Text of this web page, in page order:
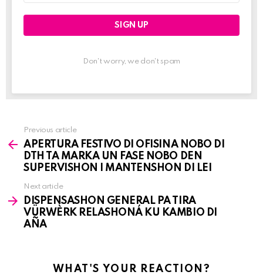
Don't worry, we don't spam
more
Previous article
APERTURA FESTIVO DI OFISINA NOBO DI
DTH TA MARKA UN FASE NOBO DEN
SUPERVISHON I MANTENSHON DI LEI
Next article
DISPENSASHON GENERAL PA TIRA
VÜRWÈRK RELASHONÁ KU KAMBIO DI
AÑA
WHAT'S YOUR REACTION?